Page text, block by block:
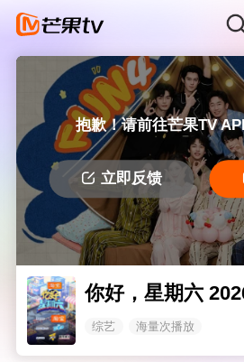
抱歉！请前往芒果TV
立即反馈
你好，星期六
综艺 海量次播放